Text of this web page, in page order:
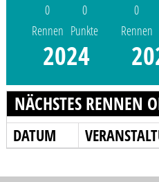
0
Rennen
0
Punkte
2024
0
Rennen
NÄCHSTES RENNEN
DATUM